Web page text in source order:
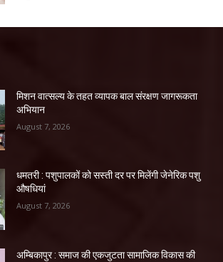
मिशन वात्सल्य के तहत व्यापक बाल संरक्षण जागरूकता
अभियान
August 7, 2026
धमतरी : पशुपालकों को सस्ती दर पर मिलेंगी जेनेरिक पशु
औषधियां
August 7, 2026
अम्बिकापुर : समाज की एकजुटता सामाजिक विकास की